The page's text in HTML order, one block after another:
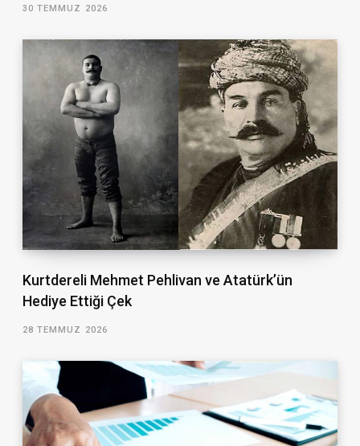
30 TEMMUZ 2026
Kurtdereli Mehmet Pehlivan ve Atatürk’ün
Hediye Ettiği Çek
28 TEMMUZ 2026